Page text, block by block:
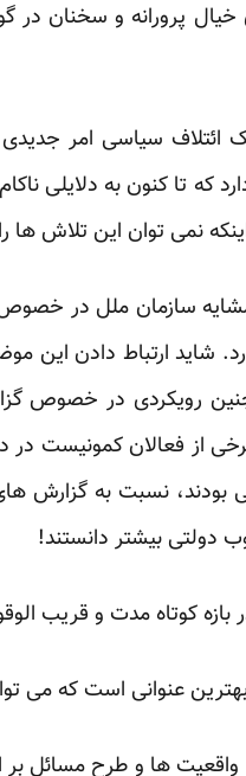
پرورانه و سخنان در
سیاسی امر جدیدی
تا کنون به دلایلی
نمی توان این تلاش ها را
مشایه سازمان ملل در
شاید ارتباط دادن این
رویکردی در خصوص
از فعالان کمونیست
نسبت به گزارش
دولتی بیشتر دانستند!
بازه کوتاه مدت و قریب
عنوانی است که می
ها و طرح مسائل